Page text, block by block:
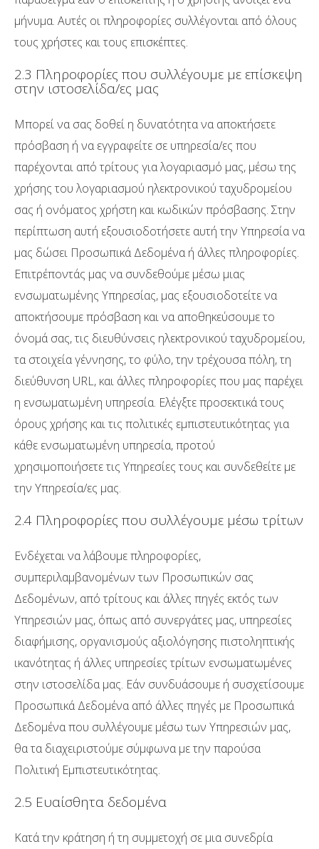
μήνυμα. Αυτές οι πληροφορίες συλλέγονται από όλους
τους χρήστες και τους επισκέπτες.
2.3 Πληροφορίες που συλλέγουμε με επίσκεψη
στην ιστοσελίδα/ες μας
Μπορεί να σας δοθεί η δυνατότητα να αποκτήσετε
πρόσβαση ή να εγγραφείτε σε υπηρεσία/ες που
παρέχονται από τρίτους για λογαριασμό μας, μέσω της
χρήσης του λογαριασμού ηλεκτρονικού ταχυδρομείου
σας ή ονόματος χρήστη και κωδικών πρόσβασης. Στην
περίπτωση αυτή εξουσιοδοτήσετε αυτή την Υπηρεσία να
μας δώσει Προσωπικά Δεδομένα ή άλλες πληροφορίες.
Επιτρέποντάς μας να συνδεθούμε μέσω μιας
ενσωματωμένης Υπηρεσίας, μας εξουσιοδοτείτε να
αποκτήσουμε πρόσβαση και να αποθηκεύσουμε το
όνομά σας, τις διευθύνσεις ηλεκτρονικού ταχυδρομείου,
τα στοιχεία γέννησης, το φύλο, την τρέχουσα πόλη, τη
διεύθυνση URL, και άλλες πληροφορίες που μας παρέχει
η ενσωματωμένη υπηρεσία. Ελέγξτε προσεκτικά τους
όρους χρήσης και τις πολιτικές εμπιστευτικότητας για
κάθε ενσωματωμένη υπηρεσία, προτού
χρησιμοποιήσετε τις Υπηρεσίες τους και συνδεθείτε με
την Υπηρεσία/ες μας.
2.4 Πληροφορίες που συλλέγουμε μέσω τρίτων
Ενδέχεται να λάβουμε πληροφορίες,
συμπεριλαμβανομένων των Προσωπικών σας
Δεδομένων, από τρίτους και άλλες πηγές εκτός των
Υπηρεσιών μας, όπως από συνεργάτες μας, υπηρεσίες
διαφήμισης, οργανισμούς αξιολόγησης πιστοληπτικής
ικανότητας ή άλλες υπηρεσίες τρίτων ενσωματωμένες
στην ιστοσελίδα μας. Εάν συνδυάσουμε ή συσχετίσουμε
Προσωπικά Δεδομένα από άλλες πηγές με Προσωπικά
Δεδομένα που συλλέγουμε μέσω των Υπηρεσιών μας,
θα τα διαχειριστούμε σύμφωνα με την παρούσα
Πολιτική Εμπιστευτικότητας.
2.5 Ευαίσθητα δεδομένα
Κατά την κράτηση ή τη συμμετοχή σε μια συνεδρία